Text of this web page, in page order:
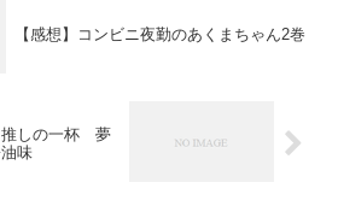
【感想】コンビニ夜勤のあくまちゃん2巻
推しの一杯 夢
味